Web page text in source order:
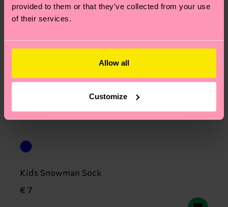
provided to them or that they’ve collected from your use
of their services.
Allow all
Customize
Kids Snowman Sock
€ 7